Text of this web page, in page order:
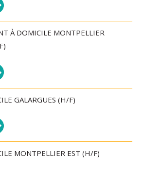
À DOMICILE MONTPELLIER
GALARGUES (H/F)
MONTPELLIER EST (H/F)